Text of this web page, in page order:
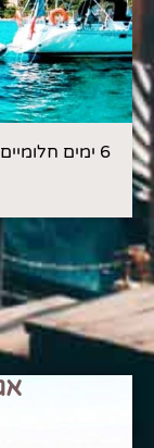
6 ימים